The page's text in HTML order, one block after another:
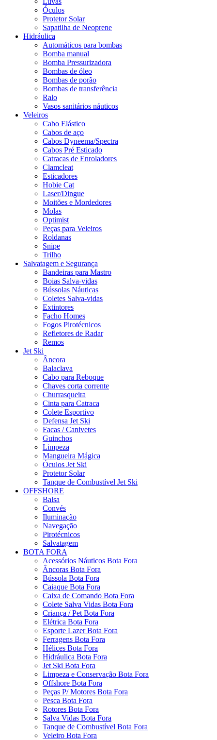
Óculos
Protetor Solar
Sapatilha de Neoprene
Hidráulica
Automáticos para bombas
Bomba manual
Bomba Pressurizadora
Bombas de óleo
Bombas de porão
Bombas de transferência
Ralo
Vasos sanitários náuticos
Veleiros
Cabo Elástico
Cabos de aço
Cabos Dyneema/Spectra
Cabos Pré Esticado
Catracas de Enroladores
Clamcleat
Esticadores
Hobie Cat
Laser/Dingue
Moitões e Mordedores
Molas
Optimist
Peças para Veleiros
Roldanas
Snipe
Trilho
Salvatagem e Segurança
Bandeiras para Mastro
Boias Salva-vidas
Bússolas Náuticas
Coletes Salva-vidas
Extintores
Facho Homes
Fogos Pirotécnicos
Refletores de Radar
Remos
Jet Ski
Âncora
Balaclava
Cabo para Reboque
Chaves corta corrente
Churrasqueira
Cinta para Catraca
Colete Esportivo
Defensa Jet Ski
Facas / Canivetes
Guinchos
Limpeza
Mangueira Mágica
Óculos Jet Ski
Protetor Solar
Tanque de Combustível Jet Ski
OFFSHORE
Balsa
Convés
Iluminação
Navegação
Pirotécnicos
Salvatagem
BOTA FORA
Acessórios Náuticos Bota Fora
Âncoras Bota Fora
Bússola Bota Fora
Caiaque Bota Fora
Caixa de Comando Bota Fora
Colete Salva Vidas Bota Fora
Criança / Pet Bota Fora
Elétrica Bota Fora
Esporte Lazer Bota Fora
Ferragens Bota Fora
Hélices Bota Fora
Hidráulica Bota Fora
Jet Ski Bota Fora
Limpeza e Conservação Bota Fora
Offshore Bota Fora
Peças P/ Motores Bota Fora
Pesca Bota Fora
Rotores Bota Fora
Salva Vidas Bota Fora
Tanque de Combustível Bota Fora
Veleiro Bota Fora